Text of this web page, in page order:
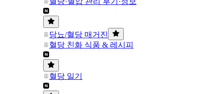
당뇨/혈당 매거진
혈당 친화 식품 & 레시피
혈당 일기